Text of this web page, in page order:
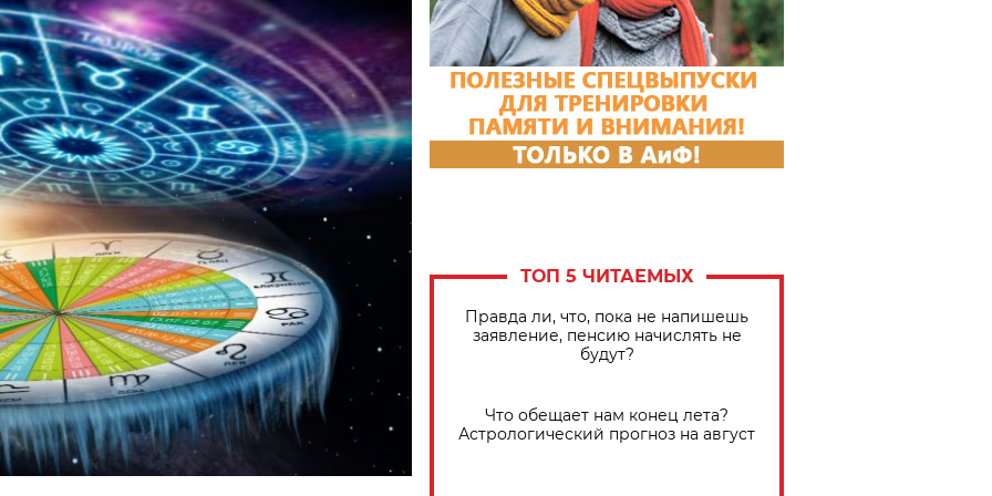
ТОП 5 ЧИТАЕМЫХ
Правда ли, что, пока не напишешь
заявление, пенсию начислять не
будут?
​Что обещает нам конец лета?
Астрологический прогноз на август